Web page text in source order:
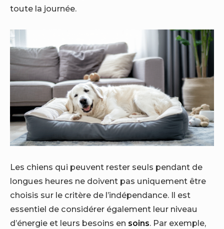
toute la journée.
Les chiens qui peuvent rester seuls pendant de
longues heures ne doivent pas uniquement être
choisis sur le critère de l’indépendance. Il est
essentiel de considérer également leur niveau
d’énergie et leurs besoins en soins. Par exemple,